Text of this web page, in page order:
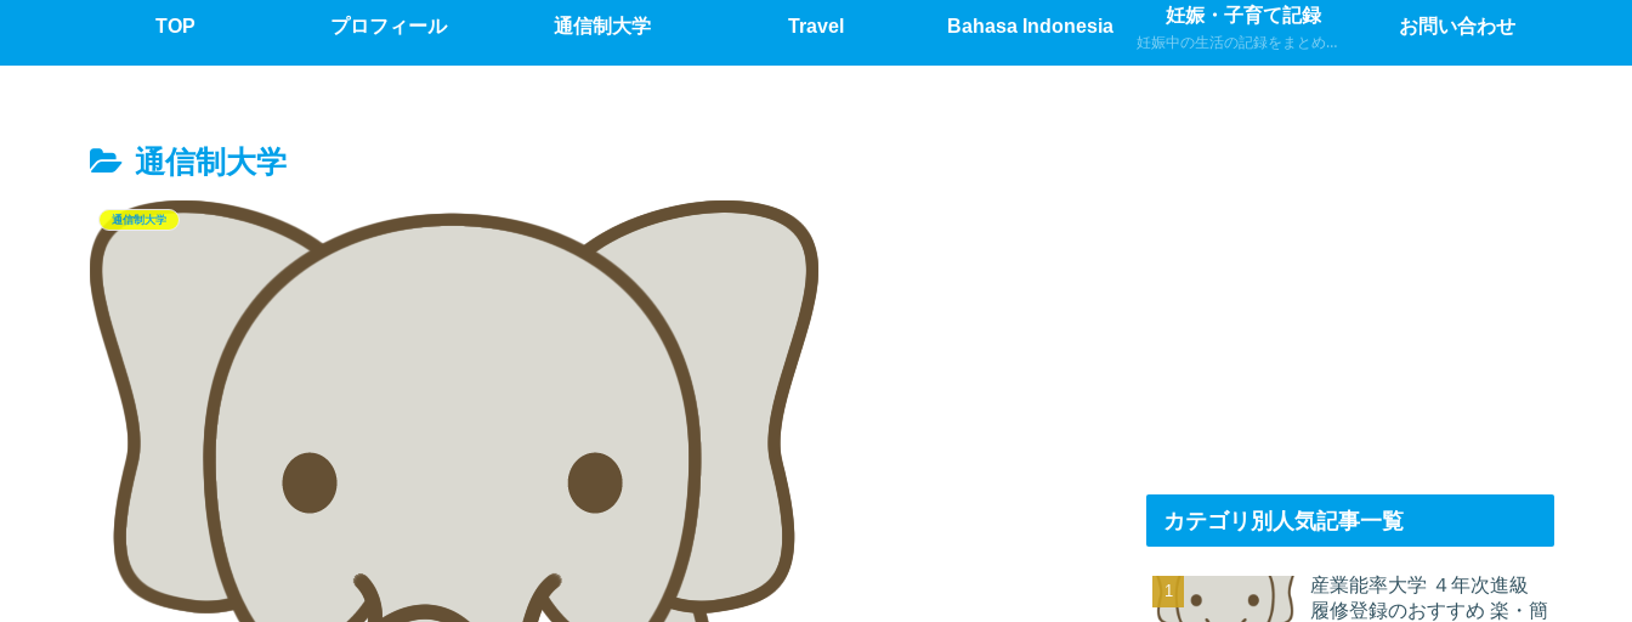
TOP プロフィール 通信制大学 Travel Bahasa Indonesia
妊娠・子育て記録
妊娠中の生活の記録をまとめました
お問い合わせ
通信制大学
通信制大学
カテゴリ別人気記事一覧
産業能率大学 ４年次進級
履修登録のおすすめ 楽・簡